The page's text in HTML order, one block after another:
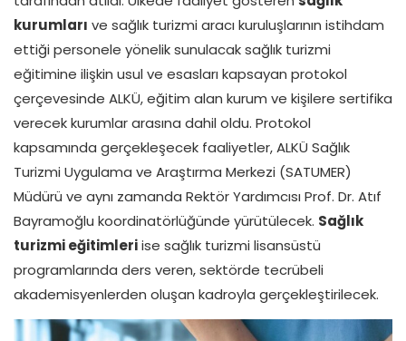
kurumları ve sağlık turizmi aracı kuruluşlarının istihdam
ettiği personele yönelik sunulacak sağlık turizmi
eğitimine ilişkin usul ve esasları kapsayan protokol
çerçevesinde ALKÜ, eğitim alan kurum ve kişilere sertifika
verecek kurumlar arasına dahil oldu. Protokol
kapsamında gerçekleşecek faaliyetler, ALKÜ Sağlık
Turizmi Uygulama ve Araştırma Merkezi (SATUMER)
Müdürü ve aynı zamanda Rektör Yardımcısı Prof. Dr. Atıf
Bayramoğlu koordinatörlüğünde yürütülecek. Sağlık
turizmi eğitimleriise sağlık turizmi lisansüstü
programlarında ders veren, sektörde tecrübeli
akademisyenlerden oluşan kadroyla gerçekleştirilecek.